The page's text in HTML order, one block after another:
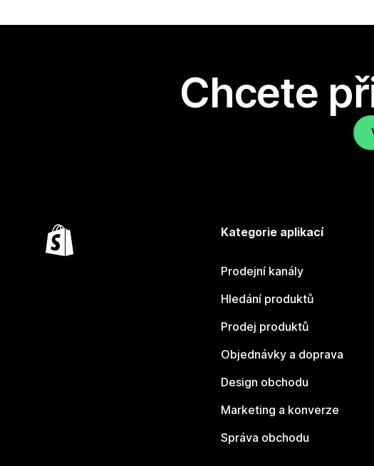
Chcete
Kategorie aplikací
Prodejní kanály
Hledání produktů
Prodej produktů
Objednávky a doprava
Design obchodu
Marketing a konverze
Správa obchodu